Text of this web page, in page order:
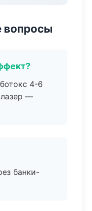
вопросы
4-6
—
банки-